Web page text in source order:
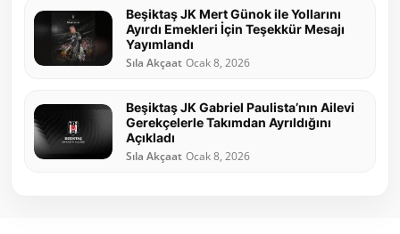
Beşiktaş JK Mert Günok ile Yollarını
Ayırdı Emekleri İçin Teşekkür Mesajı
Yayımlandı
Sıla Akçaat Ocak 8, 2026
Beşiktaş JK Gabriel Paulista’nın Ailevi
Gerekçelerle Takımdan Ayrıldığını
Açıkladı
Sıla Akçaat Ocak 8, 2026